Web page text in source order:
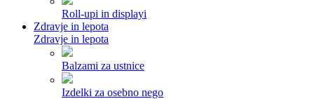
Roll-upi in displayi
Zdravje in lepota
Zdravje in lepota
Balzami za ustnice
Izdelki za osebno nego